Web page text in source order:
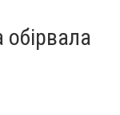
обірвала